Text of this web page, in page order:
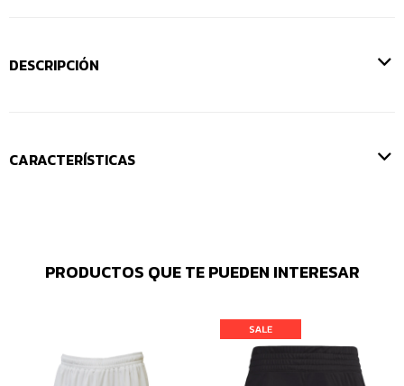
DESCRIPCIÓN
CARACTERÍSTICAS
PRODUCTOS QUE TE PUEDEN INTERESAR